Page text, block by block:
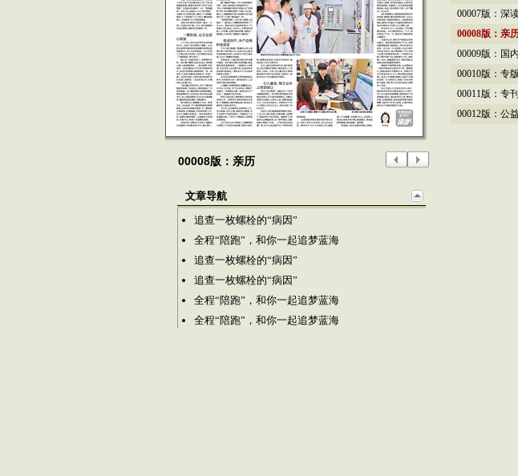
00008版：亲历
文章导航
追查一枚螺栓的“病因”
全程“陪跑”，和你一起追梦蓝海
追查一枚螺栓的“病因”
追查一枚螺栓的“病因”
全程“陪跑”，和你一起追梦蓝海
全程“陪跑”，和你一起追梦蓝海
00007版：深
00008版：亲
00009版：国
00010版：专版
00011版：专刊
00012版：公